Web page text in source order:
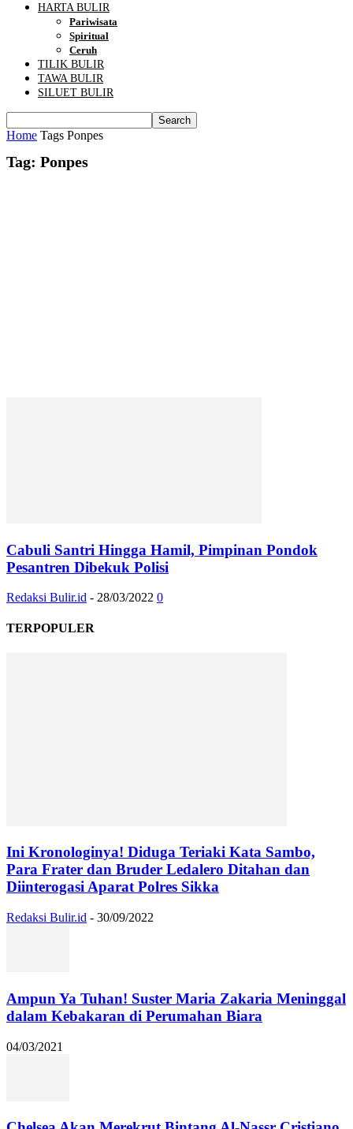
HARTA BULIR
Pariwisata
Spiritual
Ceruh
TILIK BULIR
TAWA BULIR
SILUET BULIR
Home Tags Ponpes
Tag: Ponpes
Cabuli Santri Hingga Hamil, Pimpinan Pondok
Pesantren Dibekuk Polisi
Redaksi Bulir.id - 28/03/2022 0
TERPOPULER
Ini Kronologinya! Diduga Teriaki Kata Sambo,
Para Frater dan Bruder Ledalero Ditahan dan
Diinterogasi Aparat Polres Sikka
Redaksi Bulir.id - 30/09/2022
Ampun Ya Tuhan! Suster Maria Zakaria Meninggal
dalam Kebakaran di Perumahan Biara
04/03/2021